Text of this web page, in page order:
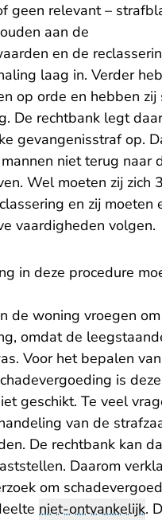
geen relevant –
aan de
en de
laag in. Verder
op orde en hebben zij
De rechtbank legt
gevangenisstraf op.
niet terug naar
Wel moeten zij zich
en zij moeten
vaardigheden volgen.
in deze procedure
de woning vroegen
omdat de
Voor het bepalen
is deze
geschikt. Te veel
van de
De rechtbank kan
Daarom
om
niet-ontvankelijk.